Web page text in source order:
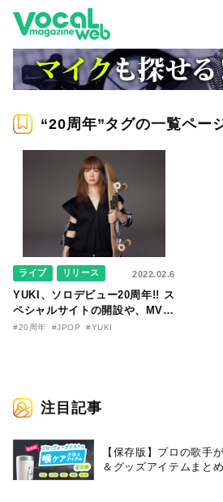
“20周年”タグの一覧ペー
ライブ リリース 2022.02.6
YUKI、ソロデビュー20周年!! ス
ペシャルサイトの開設や、MVの
フルサイズ公開など、嬉しい発
#20周年 #JPOP #YUKI
注目記事
【保存版】プロの歌手
＆グッズアイテムまとめ